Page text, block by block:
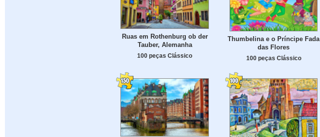
Ruas em Rothenburg ob der
Tauber, Alemanha
100 peças Clássico
Thumbelina e o Príncipe Fada
das Flores
100 peças Clássico